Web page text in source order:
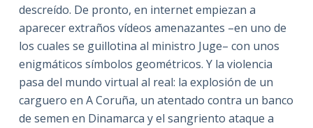
descreído. De pronto, en internet empiezan a
aparecer extraños vídeos amenazantes –en uno de
los cuales se guillotina al ministro Juge– con unos
enigmáticos símbolos geométricos. Y la violencia
pasa del mundo virtual al real: la explosión de un
carguero en A Coruña, un atentado contra un banco
de semen en Dinamarca y el sangriento ataque a